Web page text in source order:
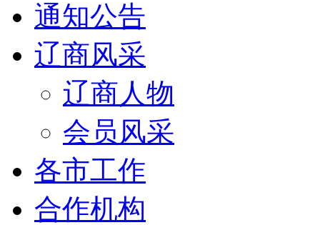
通知公告
辽商风采
辽商人物
会员风采
各市工作
合作机构